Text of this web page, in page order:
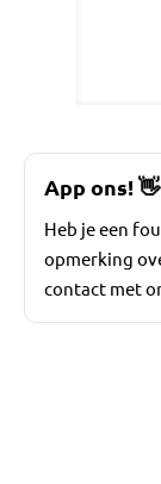
App ons!👋
Heb je een
opmerking
contact met